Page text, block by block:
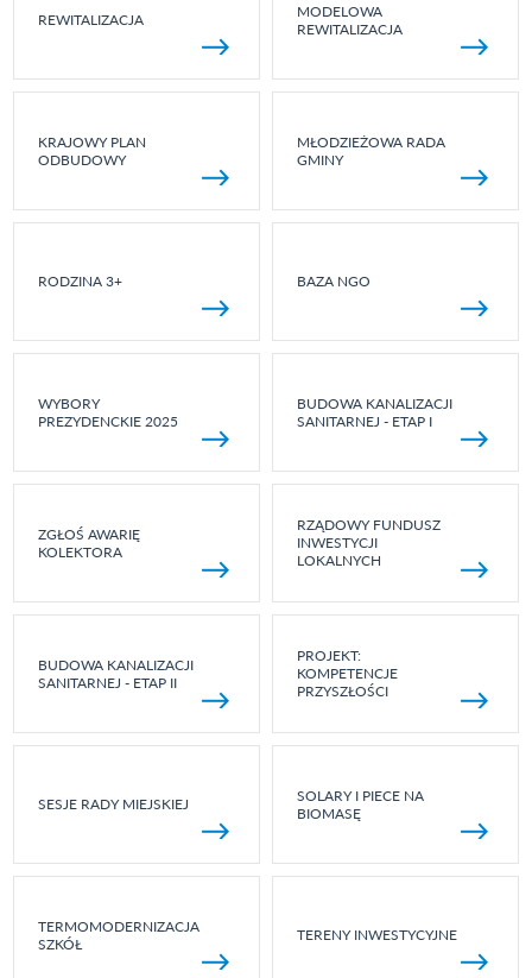
REWITALIZACJA
MODELOWA
REWITALIZACJA
KRAJOWY PLAN
ODBUDOWY
MŁODZIEŻOWA RADA
GMINY
RODZINA 3+ BAZA NGO
WYBORY
PREZYDENCKIE 2025
BUDOWA KANALIZACJI
SANITARNEJ - ETAP I
ZGŁOŚ AWARIĘ
KOLEKTORA
RZĄDOWY FUNDUSZ
INWESTYCJI
LOKALNYCH
BUDOWA KANALIZACJI
SANITARNEJ - ETAP II
PROJEKT:
KOMPETENCJE
PRZYSZŁOŚCI
SESJE RADY MIEJSKIEJ
SOLARY I PIECE NA
BIOMASĘ
TERMOMODERNIZACJA
SZKÓŁ
TERENY INWESTYCYJNE